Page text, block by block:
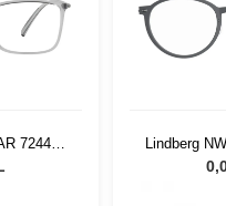
7244U
Lindberg